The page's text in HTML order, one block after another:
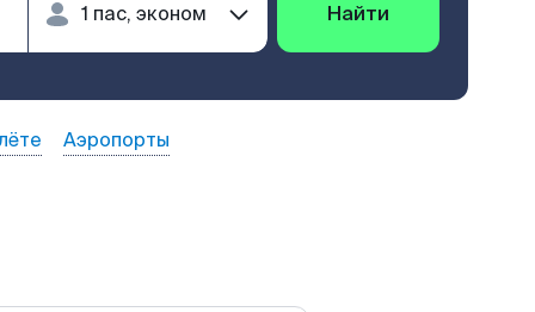
Найти
Аэропорты